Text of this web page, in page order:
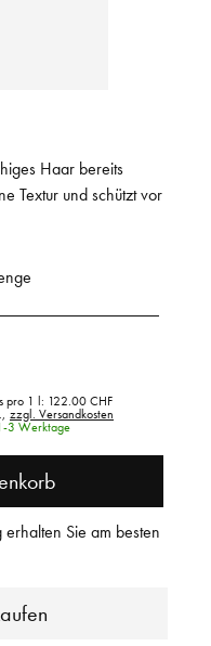
Haar bereits
Textur und schützt vor
pro 1 l: 122.00 CHF
zzgl. Versandkosten
3 Werktage
Sie am besten